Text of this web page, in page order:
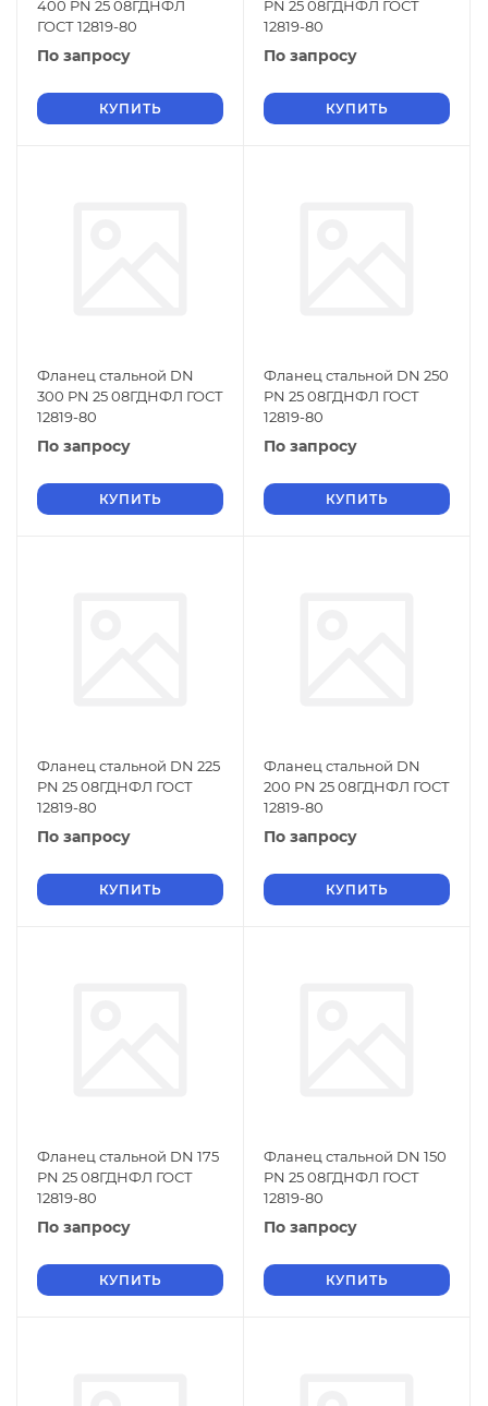
400 PN 25 08ГДНФЛ
ГОСТ 12819-80
По запросу
КУПИТЬ
PN 25 08ГДНФЛ ГОСТ
12819-80
По запросу
КУПИТЬ
Фланец стальной DN
300 PN 25 08ГДНФЛ ГОСТ
12819-80
По запросу
КУПИТЬ
Фланец стальной DN 250
PN 25 08ГДНФЛ ГОСТ
12819-80
По запросу
КУПИТЬ
Фланец стальной DN 225
PN 25 08ГДНФЛ ГОСТ
12819-80
По запросу
КУПИТЬ
Фланец стальной DN
200 PN 25 08ГДНФЛ ГОСТ
12819-80
По запросу
КУПИТЬ
Фланец стальной DN 175
PN 25 08ГДНФЛ ГОСТ
12819-80
По запросу
КУПИТЬ
Фланец стальной DN 150
PN 25 08ГДНФЛ ГОСТ
12819-80
По запросу
КУПИТЬ